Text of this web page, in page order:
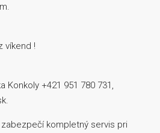
víkend !
Konkoly +421 951 780 731,
zabezpečí kompletný servis pri